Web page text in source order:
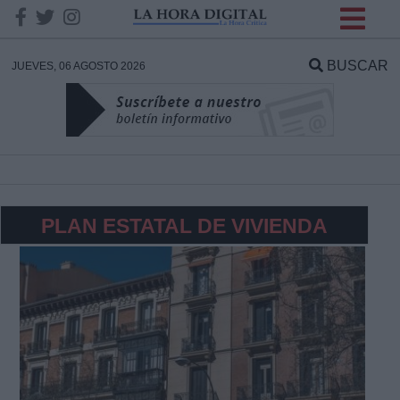
JUEVES, 06 AGOSTO 2026 BUSCAR
PLAN ESTATAL DE VIVIENDA
DATOS
Responsable:
Legitimación:
Destinatarios: